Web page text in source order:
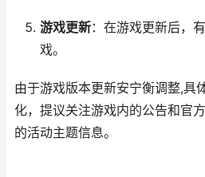
游戏更新：在游戏更新后，
戏。
由于游戏版本更新安宁衡调整,具
化，提议关注游戏内的公告和官
的活动主题信息。